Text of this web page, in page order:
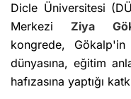
Dicle Üniversitesi
MerkeziZiya
kongrede,
dünyasına, eğitim
hafızasına yaptığı